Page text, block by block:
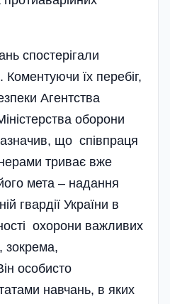
спостері­гали
Коментуючи їх перебіг,
Агентства
оборони
що співпраця
триває вже
мета – надання
гвардії України в
охорони важливих
зокрема,
особисто
навчань, в яких